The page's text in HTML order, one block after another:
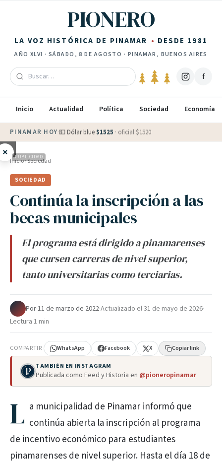
PIONERO
LA VOZ HISTÓRICA DE PINAMAR DESDE 1981
AÑO XLVI · SÁBADO, 8 DE AGOSTO · PINAMAR, BUENOS AIRES
f
Inicio Actualidad Política Sociedad Economía
PINAMAR HOY·💵 Dólar blue $1525 · oficial $1520
× PUBLICIDAD
Inicio›Sociedad
SOCIEDAD
Continúa la inscripción a las
becas municipales
El programa está dirigido a pinamarenses
que cursen carreras de nivel superior,
tanto universitarias como terciarias.
Por·11 de marzo de 2022·Actualizado el31 de mayo de 2026·
Lectura 1 min
COMPARTIR WhatsApp Facebook X Copiar link
TAMBIÉN EN INSTAGRAM
Publicada como Feed y Historia en @pioneropinamar
L a municipalidad de Pinamar informó que
continúa abierta la inscripción al programa
de incentivo económico para estudiantes
pinamarenses de nivel superior. Hasta el día 18 de